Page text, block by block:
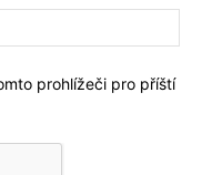
prohlížeči pro příští